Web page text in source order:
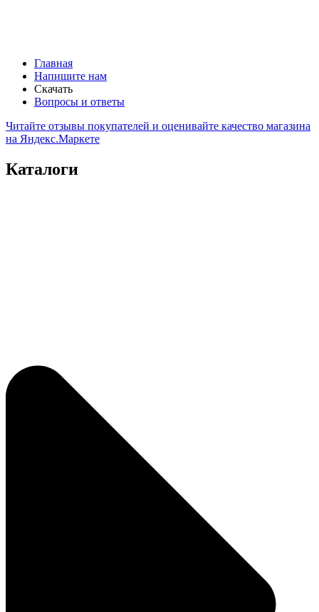
Главная
Напишите нам
Скачать
Вопросы и ответы
Читайте отзывы покупателей и оценивайте качество магазина
на Яндекс.Маркете
Каталоги